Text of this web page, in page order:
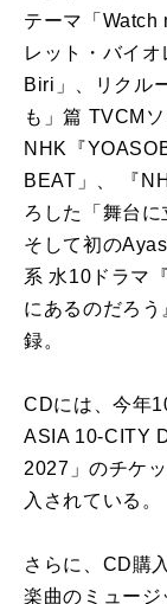
テーマ「Watch
レット・バイ
Biri」、リクル
も」篇 TVCM
NHK『
BEAT」、 『
ろした「舞台
そして初の
系 水10ドラマ
にあるのだろ
録。
CDには、今年
ASIA 10-CITY
2027」のチケ
入されている。
さらに、CD購
楽曲のミュー